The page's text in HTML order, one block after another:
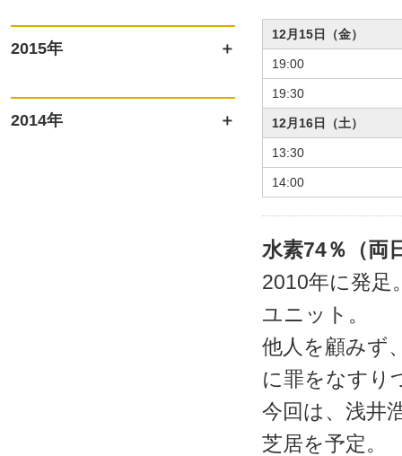
2015年
2014年
12月15日（金）
19:00
19:30
12月16日（土）
13:30
14:00
水素74％（両
2010年に発足
ユニット。
他人を顧みず
に罪をなすり
今回は、浅井
芝居を予定。